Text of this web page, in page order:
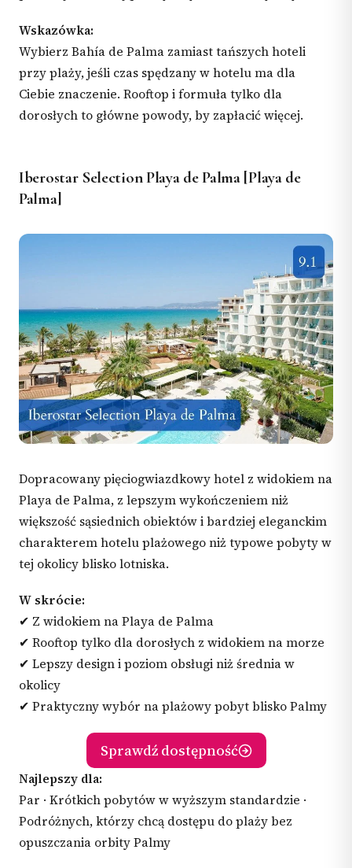
Wskazówka:
Wybierz Bahía de Palma zamiast tańszych hoteli
przy plaży, jeśli czas spędzany w hotelu ma dla
Ciebie znaczenie. Rooftop i formuła tylko dla
dorosłych to główne powody, by zapłacić więcej.
Iberostar Selection Playa de Palma [Playa de
Palma]
Dopracowany pięciogwiazdkowy hotel z widokiem na
Playa de Palma, z lepszym wykończeniem niż
większość sąsiednich obiektów i bardziej eleganckim
charakterem hotelu plażowego niż typowe pobyty w
tej okolicy blisko lotniska.
W skrócie:
✔ Z widokiem na Playa de Palma
✔ Rooftop tylko dla dorosłych z widokiem na morze
✔ Lepszy design i poziom obsługi niż średnia w
okolicy
✔ Praktyczny wybór na plażowy pobyt blisko Palmy
Sprawdź dostępność
Najlepszy dla:
Par · Krótkich pobytów w wyższym standardzie ·
Podróżnych, którzy chcą dostępu do plaży bez
opuszczania orbity Palmy